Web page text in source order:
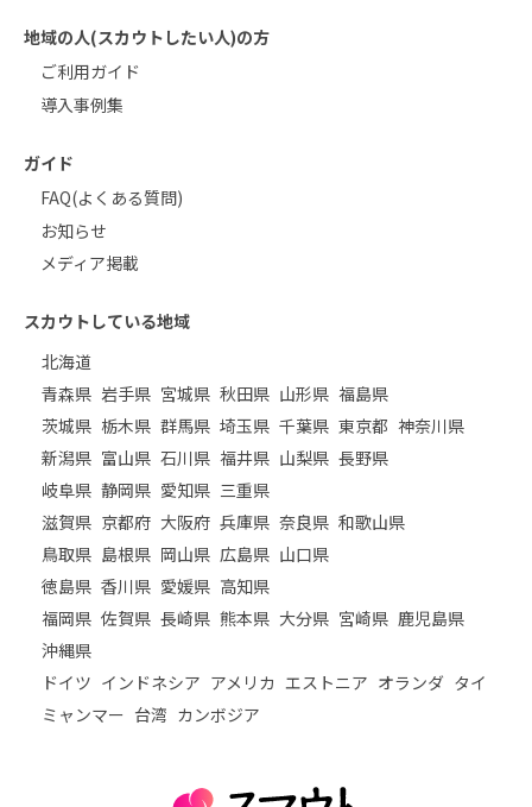
地域の人(スカウトしたい人)の方
ご利用ガイド
導入事例集
ガイド
FAQ(よくある質問)
お知らせ
メディア掲載
スカウトしている地域
北海道
青森県 岩手県 宮城県 秋田県 山形県 福島県
茨城県 栃木県 群馬県 埼玉県 千葉県 東京都 神奈川県
新潟県 富山県 石川県 福井県 山梨県 長野県
岐阜県 静岡県 愛知県 三重県
滋賀県 京都府 大阪府 兵庫県 奈良県 和歌山県
鳥取県 島根県 岡山県 広島県 山口県
徳島県 香川県 愛媛県 高知県
福岡県 佐賀県 長崎県 熊本県 大分県 宮崎県 鹿児島県
沖縄県
ドイツ インドネシア アメリカ エストニア オランダ タイ
ミャンマー 台湾 カンボジア